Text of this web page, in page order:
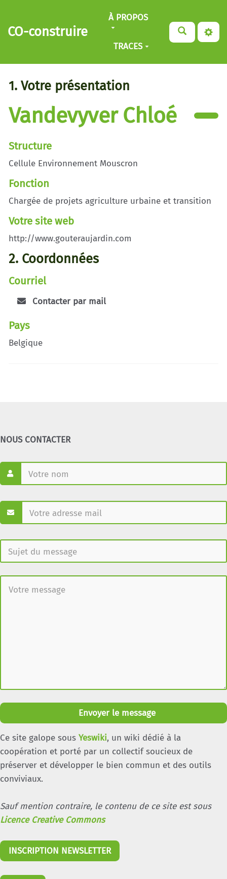
Aller au contenu principal
CO-construire
À PROPOS
TRACES
1. Votre présentation
Vandevyver Chloé
Structure
Cellule Environnement Mouscron
Fonction
Chargée de projets agriculture urbaine et transition
Votre site web
http://www.gouteraujardin.com
2. Coordonnées
Courriel
Contacter par mail
Pays
Belgique
NOUS CONTACTER
Envoyer le message
Ce site galope sous Yeswiki, un wiki dédié à la
coopération et porté par un collectif soucieux de
préserver et développer le bien commun et des outils
conviviaux.
Sauf mention contraire, le contenu de ce site est sous
Licence Creative Commons
INSCRIPTION NEWSLETTER